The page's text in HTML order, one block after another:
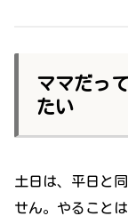
ママだっ
たい
土日は、平日と
せん。やること